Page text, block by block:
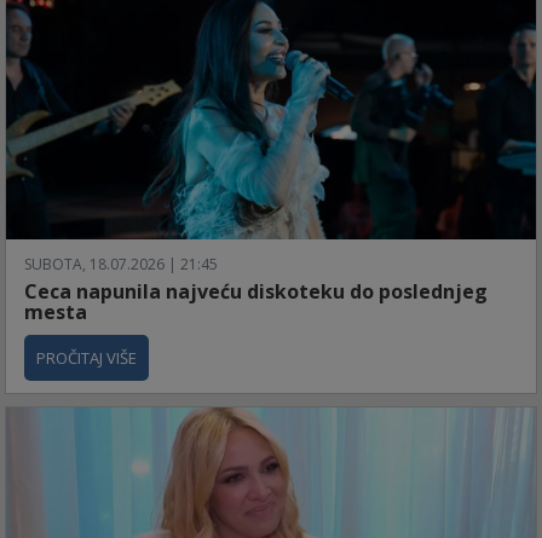
SUBOTA, 18.07.2026 | 21:45
Ceca napunila najveću diskoteku do poslednjeg
mesta
PROČITAJ VIŠE